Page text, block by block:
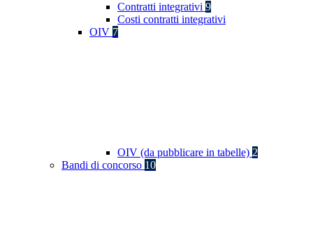
Contratti integrativi 9
Costi contratti integrativi
OIV 7
OIV (da pubblicare in tabelle) 2
Bandi di concorso 10